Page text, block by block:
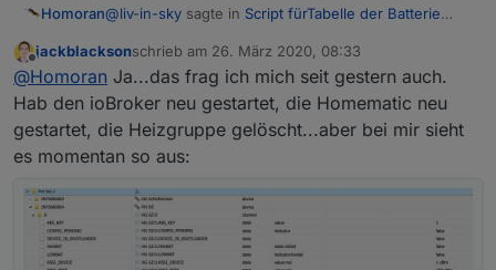
Homoran@liv-in-sky sagte in Script fürTabelle der Batterie
ich denke es sind diese hier
und wieso steht da 20.0 bei LOWBAT drin???
Offline
jackblacksonschrieb am 26. März 2020, 08:33
zuletzt editiert von
@Homoran Ja...das frag ich mich seit gestern auch.
Hab den ioBroker neu gestartet, die Homematic neu
gestartet, die Heizgruppe gelöscht...aber bei mir sieht
es momentan so aus: